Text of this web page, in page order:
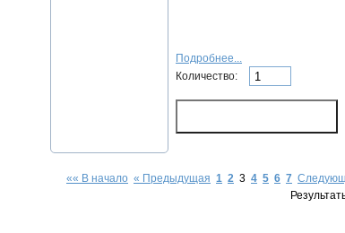
Подробнее...
Количество:
«« В начало « Предыдущая 1 2 3 4 5 6 7